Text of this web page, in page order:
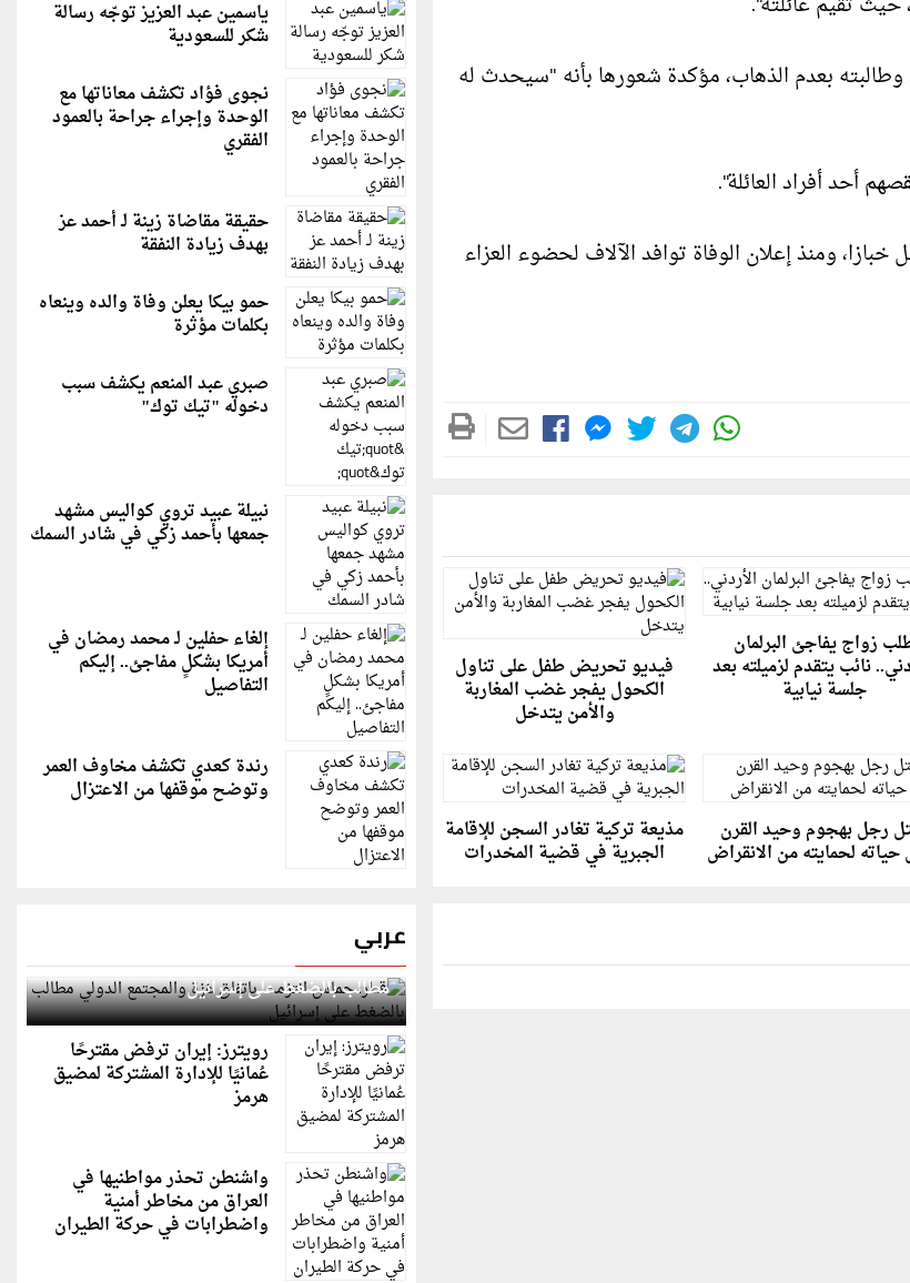
بعدم الذهاب، مؤكدة شعورها بأنه "سيحدث له
أحد أفراد العائلة".
ومنذ إعلان الوفاة توافد الآلاف لحضوء العزاء
زواج يفاجئ البرلمان
نائب يتقدم لزميلته بعد
جلسة نيابية
فيديو تحريض طفل على تناول
الكحول يفجر غضب المغاربة
والأمن يتدخل
رجل بهجوم وحيد القرن
لحمايته من الانقراض
مذيعة تركية تغادر السجن للإقامة
الجبرية في قضية المخدرات
ياسمين عبد العزيز توجّه رسالة
شكر للسعودية
نجوى فؤاد تكشف معاناتها مع
الوحدة وإجراء جراحة بالعمود
الفقري
حقيقة مقاضاة زينة لـ أحمد عز
بهدف زيادة النفقة
حمو بيكا يعلن وفاة والده وينعاه
بكلمات مؤثرة
صبري عبد المنعم يكشف سبب
دخوله "تيك توك"
نبيلة عبيد تروي كواليس مشهد
جمعها بأحمد زكي في شادر السمك
إلغاء حفلين لـ محمد رمضان في
أمريكا بشكلٍ مفاجئ.. إليكم
التفاصيل
رندة كعدي تكشف مخاوف العمر
وتوضح موقفها من الاعتزال
عربي
قطر: حماس التزمت باتفاق غزة والمجتمع الدولي
مطالب بالضغط على إسرائيل
رويترز: إيران ترفض مقترحًا
عُمانيًا للإدارة المشتركة لمضيق
هرمز
واشنطن تحذر مواطنيها في
العراق من مخاطر أمنية
واضطرابات في حركة الطيران